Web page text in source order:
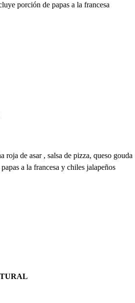
porción de papas a la francesa
roja de asar , salsa de pizza, queso gouda
a la francesa y chiles jalapeños